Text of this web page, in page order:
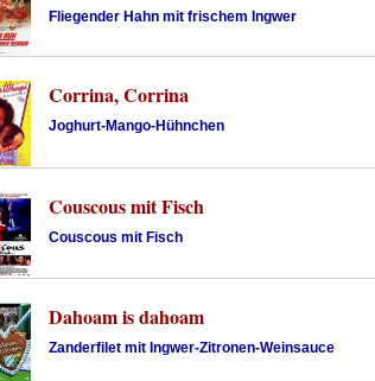
Fliegender Hahn mit frischem Ingwer
Corrina, Corrina
Joghurt-Mango-Hühnchen
Couscous mit Fisch
Couscous mit Fisch
Dahoam is dahoam
Zanderfilet mit Ingwer-Zitronen-Weinsauce